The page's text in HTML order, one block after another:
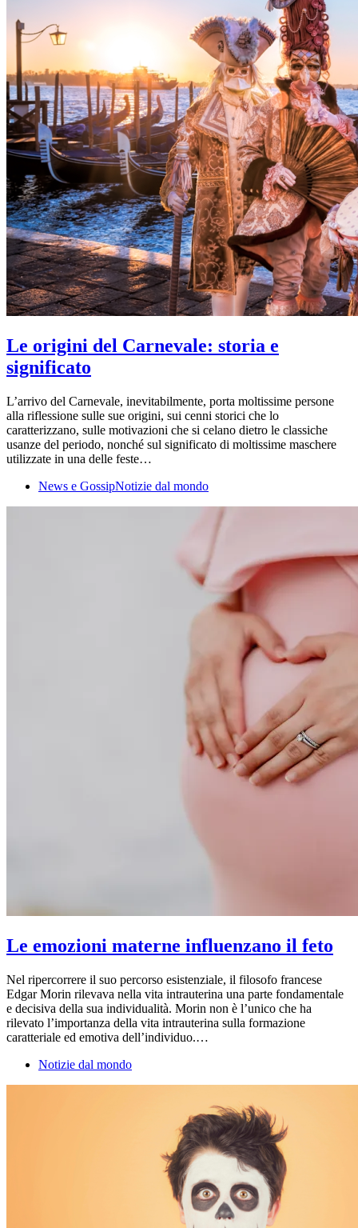
Le origini del Carnevale: storia e
significato
L’arrivo del Carnevale, inevitabilmente, porta moltissime persone
alla riflessione sulle sue origini, sui cenni storici che lo
caratterizzano, sulle motivazioni che si celano dietro le classiche
usanze del periodo, nonché sul significato di moltissime maschere
utilizzate in una delle feste…
News e GossipNotizie dal mondo
Le emozioni materne influenzano il feto
Nel ripercorrere il suo percorso esistenziale, il filosofo francese
Edgar Morin rilevava nella vita intrauterina una parte fondamentale
e decisiva della sua individualità. Morin non è l’unico che ha
rilevato l’importanza della vita intrauterina sulla formazione
caratteriale ed emotiva dell’individuo.…
Notizie dal mondo